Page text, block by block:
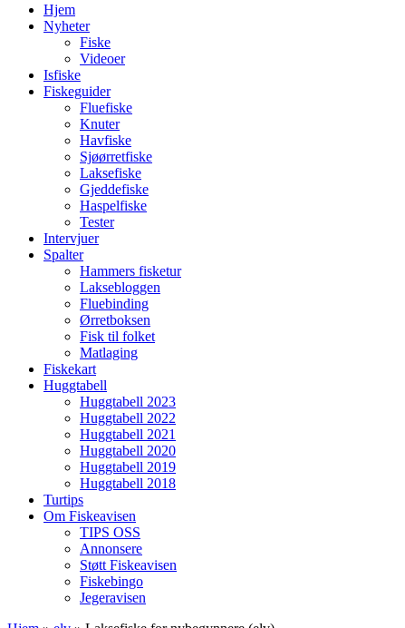
Hjem
Nyheter
Fiske
Videoer
Isfiske
Fiskeguider
Fluefiske
Knuter
Havfiske
Sjøørretfiske
Laksefiske
Gjeddefiske
Haspelfiske
Tester
Intervjuer
Spalter
Hammers fisketur
Laksebloggen
Fluebinding
Ørretboksen
Fisk til folket
Matlaging
Fiskekart
Huggtabell
Huggtabell 2023
Huggtabell 2022
Huggtabell 2021
Huggtabell 2020
Huggtabell 2019
Huggtabell 2018
Turtips
Om Fiskeavisen
TIPS OSS
Annonsere
Støtt Fiskeavisen
Fiskebingo
Jegeravisen